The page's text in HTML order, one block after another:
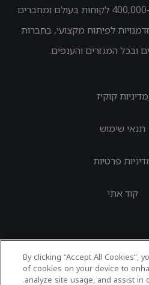
ליותר מ-400,000 לקוחות בעולם ומחברים
להזדמנויות לפיתוח מקצועי, בחברות
ובכל המגזרים והענפים.
מדיניות קוקיז
תנאי שימוש
פרטיות
קוד אתי
By clicking “Accept All Cookies”,
of cookies on your device to
analyze site usage, and assist in